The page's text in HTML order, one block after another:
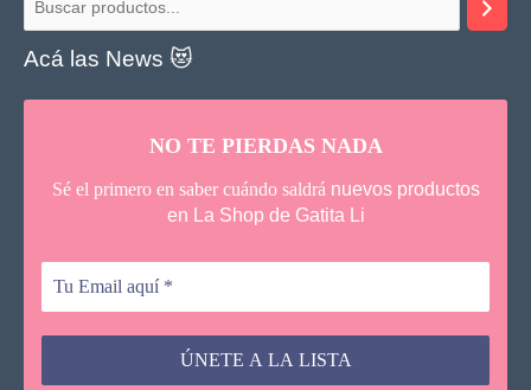
Acá las News 😻
NO TE PIERDAS NADA
Sé el primero en saber cuándo saldrá nuevos productos
en La Shop de Gatita Li